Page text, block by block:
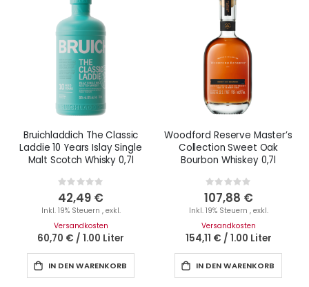
Bruichladdich The Classic
Laddie 10 Years Islay Single
Malt Scotch Whisky 0,7l
Rating:
0%
42,49 €
Inkl. 19% Steuern , exkl.
Versandkosten
60,70 € / 1.00 Liter
IN DEN WARENKORB
Woodford Reserve Master’s
Collection Sweet Oak
Bourbon Whiskey 0,7l
Rating:
0%
107,88 €
Inkl. 19% Steuern , exkl.
Versandkosten
154,11 € / 1.00 Liter
IN DEN WARENKORB